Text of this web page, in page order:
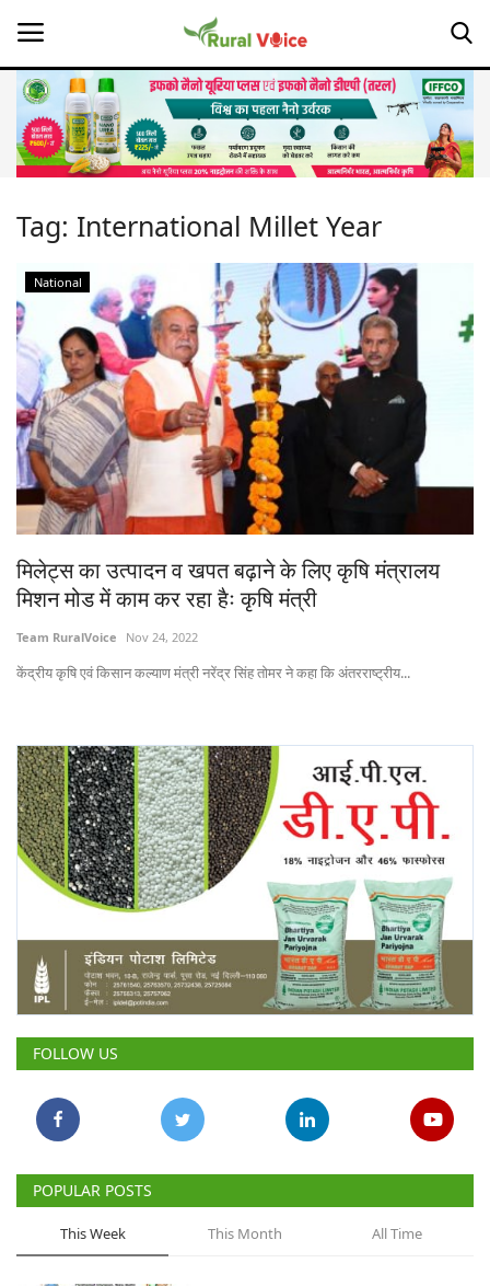
Home
Leadership Profiles
Opinion
Politics
Magazine
States
Events
Agribusiness
Agritech
Cooperatives
International
Rural Dialogue
Ground Report
Rural Connect
Gallery
National
Latest News
Agriculture Conclave and NACOF
Awards 2022
Agri Start-Ups
Tag: International Millet Year
National
मिलेट्स का उत्पादन व खपत बढ़ाने के लिए कृषि मंत्रालय
मिशन मोड में काम कर रहा हैः कृषि मंत्री
Team RuralVoice Nov 24, 2022
केंद्रीय कृषि एवं किसान कल्याण मंत्री नरेंद्र सिंह तोमर ने कहा कि अंतरराष्ट्रीय...
FOLLOW US
POPULAR POSTS
This Week This Month All Time